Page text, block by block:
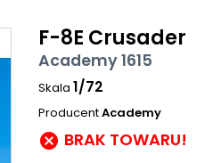
F-8E Crusader
Academy 1615
Skala 1/72
ProducentAcademy
 BRAK TOWARU!